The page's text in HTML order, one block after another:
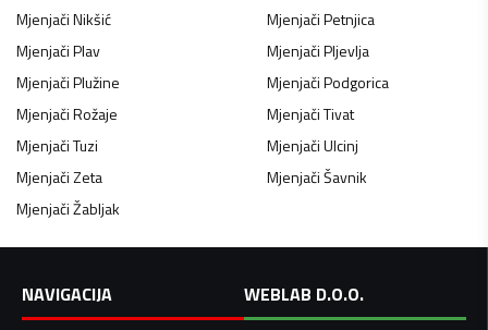
MjenjačiNikšić MjenjačiPetnjica
MjenjačiPlav MjenjačiPljevlja
MjenjačiPlužine MjenjačiPodgorica
MjenjačiRožaje MjenjačiTivat
MjenjačiTuzi MjenjačiUlcinj
MjenjačiZeta MjenjačiŠavnik
MjenjačiŽabljak
NAVIGACIJA
WEBLAB D.O.O.